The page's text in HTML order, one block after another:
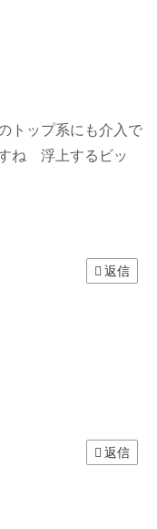
トップ系にも介入で
ね 浮上するビッ
返信
返信